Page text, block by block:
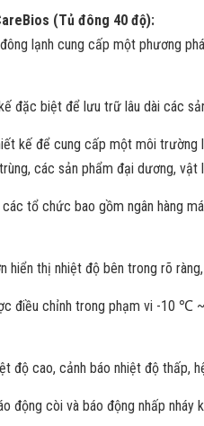
(Tủ đông 40 độ):
lạnh cung cấp một phương
biệt để lưu trữ lâu dài các
kế để cung cấp một môi trường
các sản phẩm đại dương,
tổ chức bao gồm ngân hàng
hiển thị nhiệt độ bên trong rõ
điều chỉnh trong phạm vi -10 ℃
độ cao, cảnh báo nhiệt độ thấp,
động còi và báo động nhấp nháy